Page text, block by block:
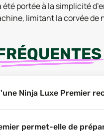
portée à la simplicité
limitant la corvée de
Ninja Luxe Premier
permet-elle de